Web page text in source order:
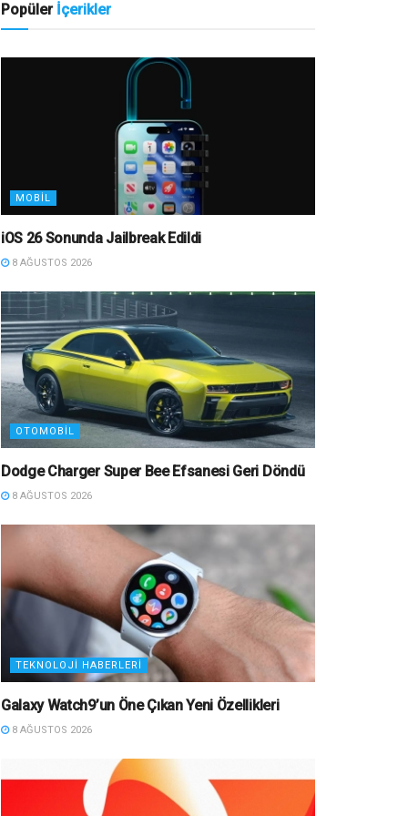
Popüler İçerikler
MOBIL
iOS 26 Sonunda Jailbreak Edildi
8 AĞUSTOS 2026
OTOMOBIL
Dodge Charger Super Bee Efsanesi Geri Döndü
8 AĞUSTOS 2026
TEKNOLOJI HABERLERI
Galaxy Watch9’un Öne Çıkan Yeni Özellikleri
8 AĞUSTOS 2026